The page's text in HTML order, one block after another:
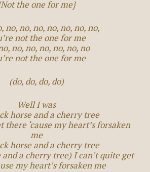
the one for me}
no, no, no, no, no, no, no,
not the one for me
no, no, no, no, no, no
not the one for me
(do, do, do, do)
Well I was
horse and a cherry tree
there ‘cause my heart’s forsaken
me
horse and a cherry tree
and a cherry tree) I can’t quite get
my heart’s forsaken me